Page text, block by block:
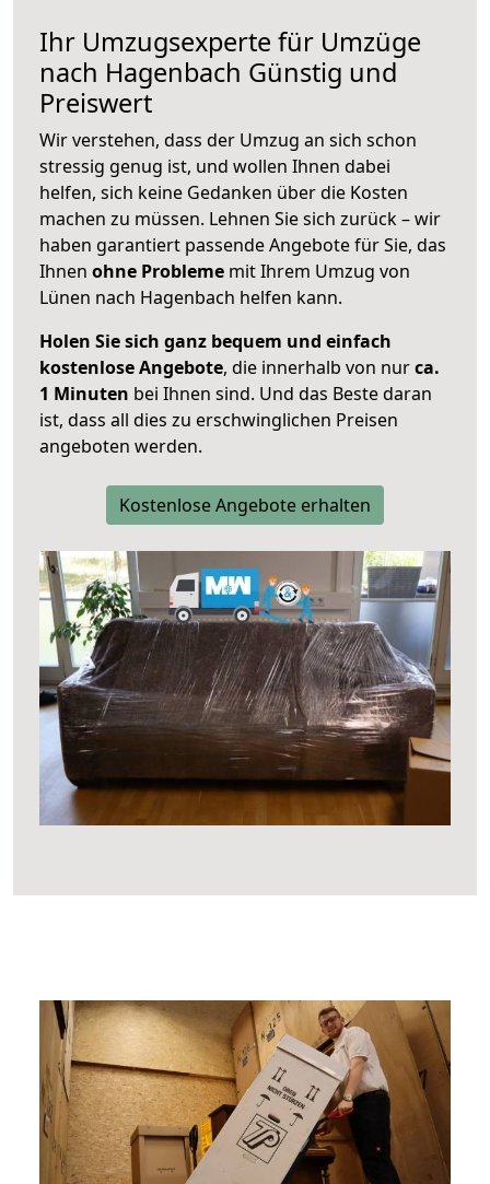
Ihr Umzugsexperte für Umzüge
nach Hagenbach Günstig und
Preiswert
Wir verstehen, dass der Umzug an sich schon
stressig genug ist, und wollen Ihnen dabei
helfen, sich keine Gedanken über die Kosten
machen zu müssen. Lehnen Sie sich zurück – wir
haben garantiert passende Angebote für Sie, das
Ihnen ohne Probleme mit Ihrem Umzug von
Lünen nach Hagenbach helfen kann.
Holen Sie sich ganz bequem und einfach
kostenlose Angebote, die innerhalb von nurca.
1 Minuten bei Ihnen sind. Und das Beste daran
ist, dass all dies zu erschwinglichen Preisen
angeboten werden.
Kostenlose Angebote erhalten